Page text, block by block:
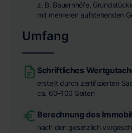
z. B. Bauernhöfe,
mit mehreren aufstehenden
Umfang
Schriftliches
erstellt durch zertifizierten
ca. 60–100 Seiten
Berechnung des
nach den gesetzlich